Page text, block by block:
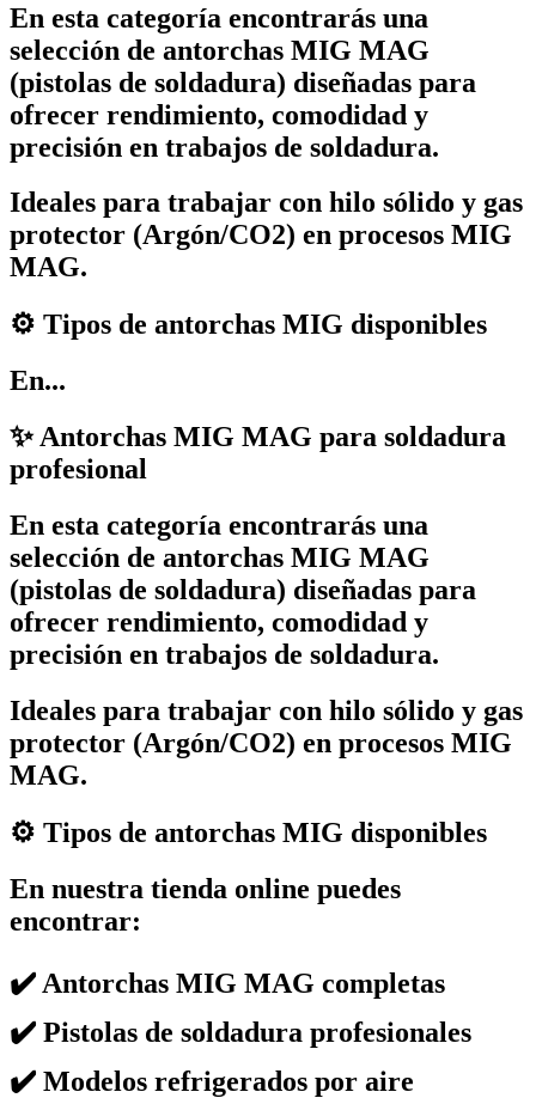
En esta categoría encontrarás una
selección de antorchas MIG MAG
(pistolas de soldadura) diseñadas para
ofrecer rendimiento, comodidad y
precisión en trabajos de soldadura.
Ideales para trabajar con hilo sólido y gas
protector (Argón/CO2) en procesos MIG
MAG.
⚙️ Tipos de antorchas MIG disponibles
En...
✨ Antorchas MIG MAG para soldadura
profesional
En esta categoría encontrarás una
selección de antorchas MIG MAG
(pistolas de soldadura) diseñadas para
ofrecer rendimiento, comodidad y
precisión en trabajos de soldadura.
Ideales para trabajar con hilo sólido y gas
protector (Argón/CO2) en procesos MIG
MAG.
⚙️ Tipos de antorchas MIG disponibles
En nuestra tienda online puedes
encontrar:
✔️ Antorchas MIG MAG completas
✔️ Pistolas de soldadura profesionales
✔️ Modelos refrigerados por aire